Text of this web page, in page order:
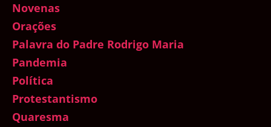
Novenas
Orações
Palavra do Padre Rodrigo Maria
Pandemia
Política
Protestantismo
Quaresma